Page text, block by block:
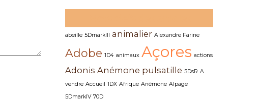
abeille 5DmarkIII animalier Alexandre Farine
Adobe 1D4 animaux Açores actions
Adonis Anémone pulsatille 5DsR A
vendre Accueil 1DX Afrique Anémone Alpage
5DmarkIV 70D